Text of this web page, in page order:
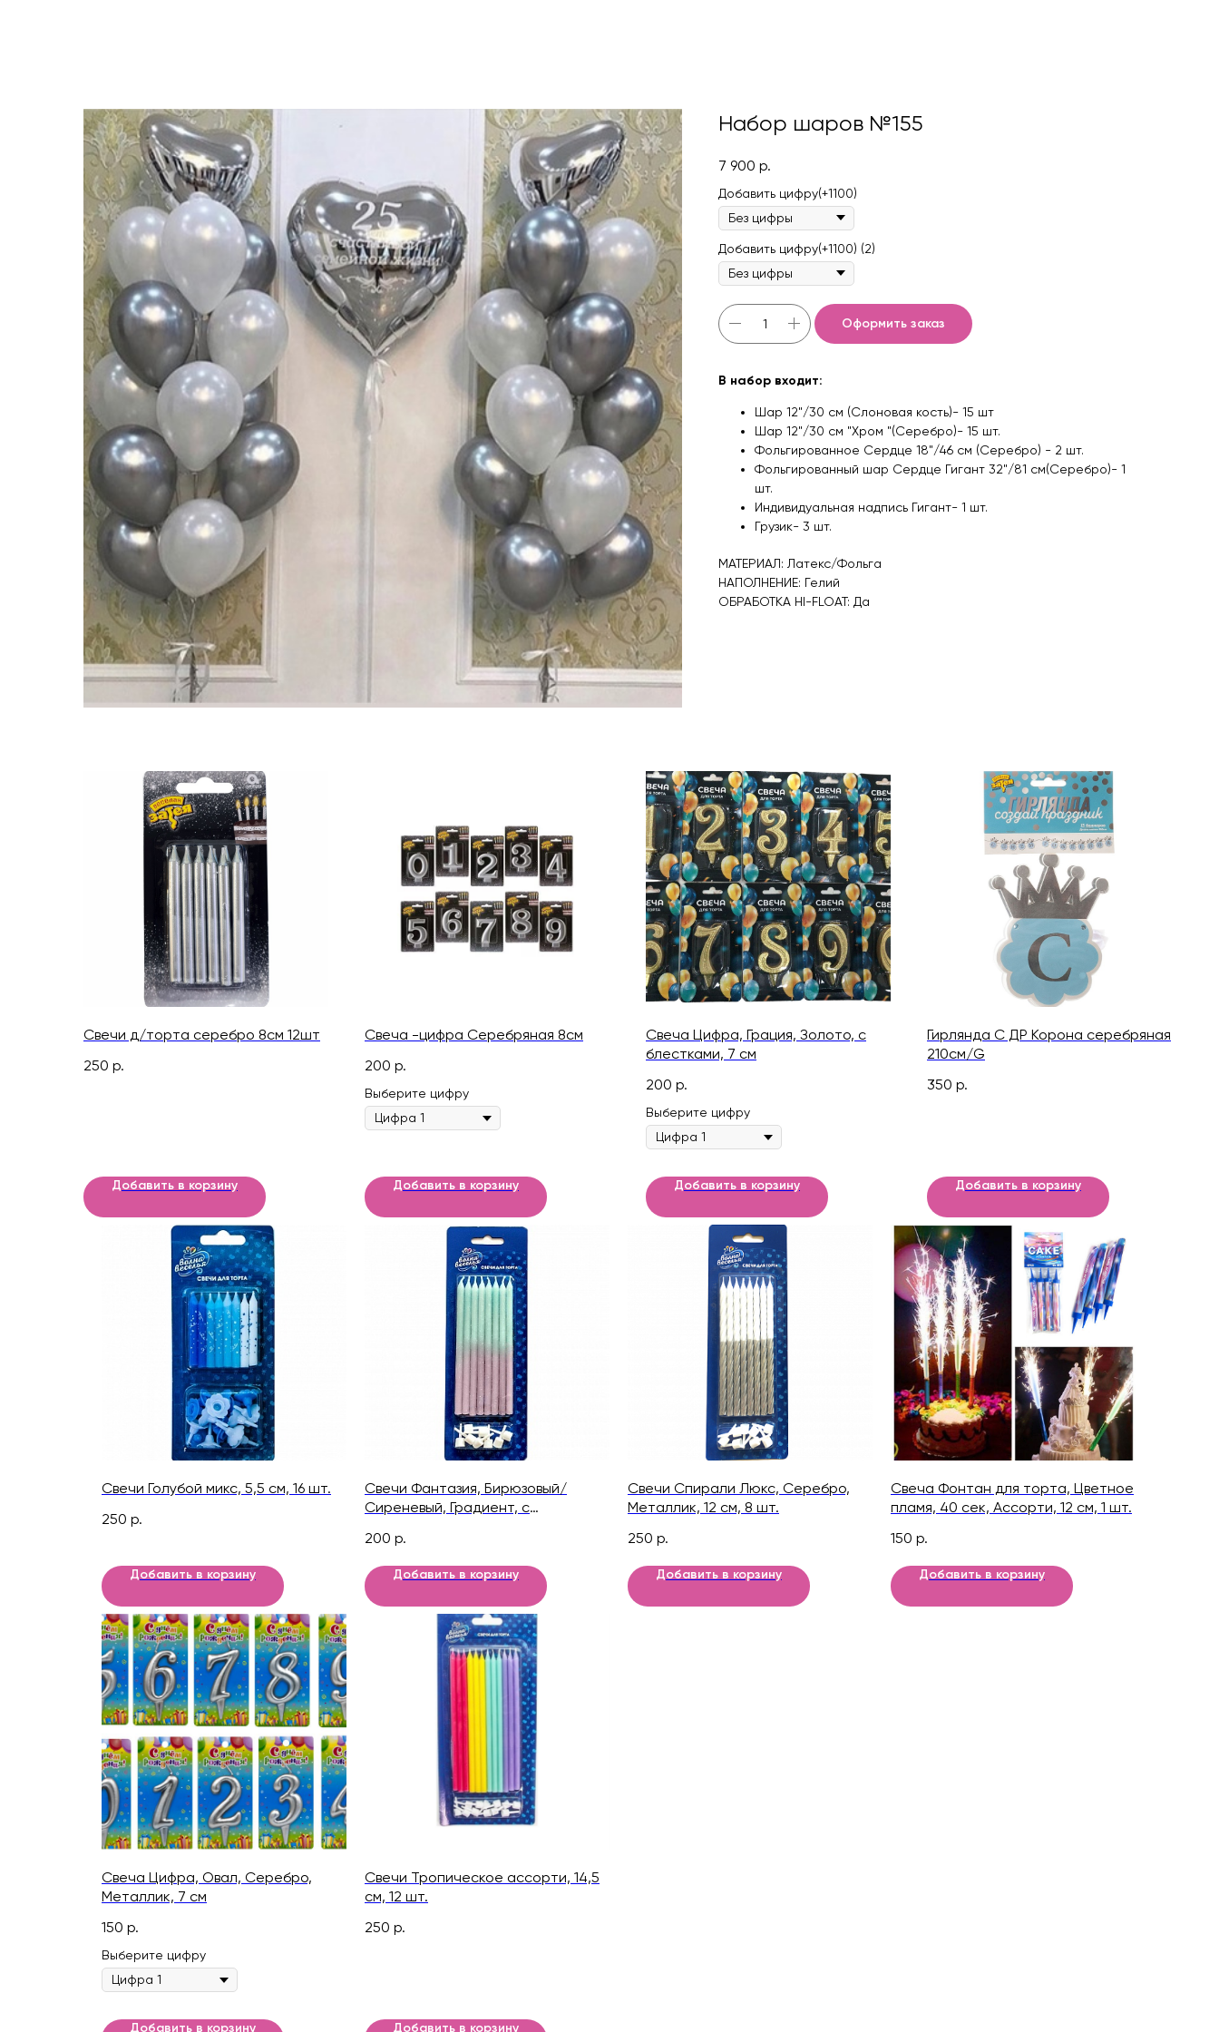
Набор шаров №155
7 900 р.
Добавить цифру(+1100)
Добавить цифру(+1100) (2)
Оформить заказ
В набор входит:
Шар 12"/30 см (Слоновая кость)- 15 шт
Шар 12"/30 см "Хром "(Серебро)- 15 шт.
Фольгированное Сердце 18"/46 см (Серебро) - 2 шт.
Фольгированный шар Сердце Гигант 32"/81 см(Серебро)- 1
шт.
Индивидуальная надпись Гигант- 1 шт.
Грузик- 3 шт.
МАТЕРИАЛ: Латекс/Фольга
НАПОЛНЕНИЕ: Гелий
ОБРАБОТКА HI-FLOAT: Да
Свечи д/торта серебро 8см 12шт
250 р.
Добавить в корзину
Свеча -цифра Серебряная 8см
200 р.
Выберите цифру
Добавить в корзину
Свеча Цифра, Грация, Золото, с
блестками, 7 см
200 р.
Выберите цифру
Добавить в корзину
Гирлянда С ДР Корона серебряная
210см/G
350 р.
Добавить в корзину
Свечи Голубой микс, 5,5 см, 16 шт.
250 р.
Добавить в корзину
Свечи Фантазия, Бирюзовый/
Сиреневый, Градиент, с
200 р.
Добавить в корзину
Свечи Спирали Люкс, Серебро,
Металлик, 12 см, 8 шт.
250 р.
Добавить в корзину
Свеча Фонтан для торта, Цветное
пламя, 40 сек, Ассорти, 12 см, 1 шт.
150 р.
Добавить в корзину
Свеча Цифра, Овал, Серебро,
Металлик, 7 см
150 р.
Выберите цифру
Добавить в корзину
Свечи Тропическое ассорти, 14,5
см, 12 шт.
250 р.
Добавить в корзину